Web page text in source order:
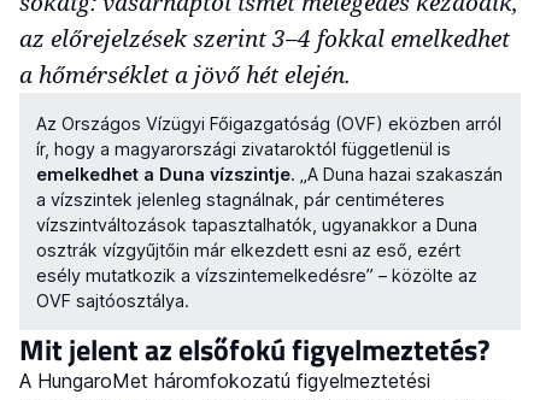
az előrejelzések szerint 3–4 fokkal emelkedhet
a hőmérséklet a jövő hét elején.
Az Országos Vízügyi Főigazgatóság (OVF) eközben arról
ír, hogy a magyarországi zivataroktól függetlenül is
emelkedhet a Duna vízszintje. „A Duna hazai szakaszán
a vízszintek jelenleg stagnálnak, pár centiméteres
vízszintváltozások tapasztalhatók, ugyanakkor a Duna
osztrák vízgyűjtőin már elkezdett esni az eső, ezért
esély mutatkozik a vízszintemelkedésre” – közölte az
OVF sajtóosztálya.
Mit jelent az elsőfokú figyelmeztetés?
A HungaroMet háromfokozatú figyelmeztetési